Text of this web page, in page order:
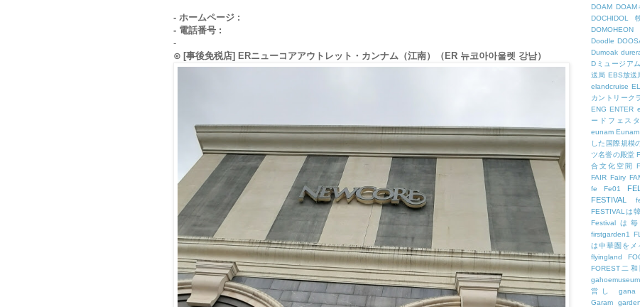
- ホームページ :
- 電話番号 :
-
⊙ [事後免税店] ERニューコアアウトレット・カンナム（江南）（ER 뉴코아아울렛 강남）
DOAM
DOMOHEON
Doodle
Dumoak
Dミュージア
送局 EBS放送
elandcruise
カントリーク
ENG ENTER
ードフェスタ
eunam Eunam
した国際規模
ツ名誉の殿堂
合文化空間
FAIR Fairy
fe
Fe01
FESTIVAL
FESTIVALは
Festivalは
firstgarden1
は中華圏をメ
flyingland
FOREST二和
gahoemuseum
営し
gana
Garam
garden